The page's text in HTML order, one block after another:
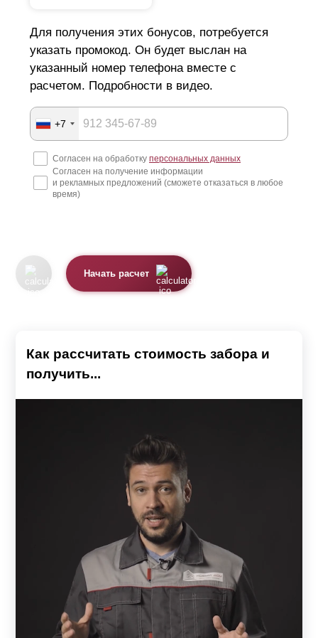
Для получения этих бонусов, потребуется
указать промокод. Он будет выслан на
указанный номер телефона вместе с
расчетом. Подробности в видео.
+7
Согласен на обработку персональных данных
Согласен на получение информации
и рекламных предложений (сможете отказаться в любое
время)
Начать расчет
Как рассчитать стоимость забора и
получить...